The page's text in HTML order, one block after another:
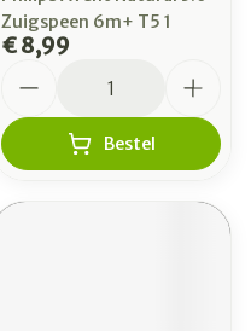
Zuigspeen 6m+ T5 1
€ 8,99
Bestel